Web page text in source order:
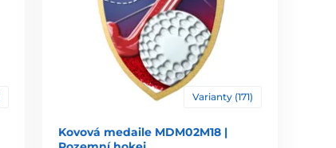
Varianty (171)
Kovová medaile MDM02M18 |